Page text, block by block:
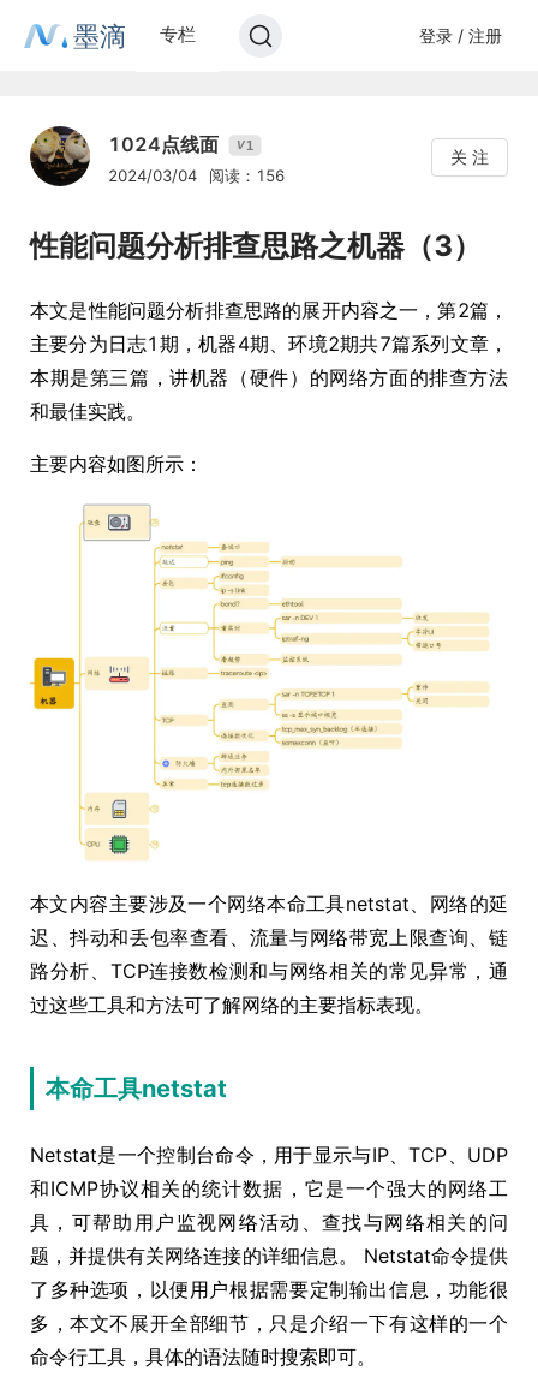
墨滴 专栏 登录 / 注册
1024点线面 V1
2024/03/04 阅读：156
关 注
性能问题分析排查思路之机器（3）
本文是性能问题分析排查思路的展开内容之一，第2篇，
主要分为日志1期，机器4期、环境2期共7篇系列文章，
本期是第三篇，讲机器（硬件）的网络方面的排查方法
和最佳实践。
主要内容如图所示：
本文内容主要涉及一个网络本命工具netstat、网络的延
迟、抖动和丢包率查看、流量与网络带宽上限查询、链
路分析、TCP连接数检测和与网络相关的常见异常，通
过这些工具和方法可了解网络的主要指标表现。
本命工具netstat
Netstat是一个控制台命令，用于显示与IP、TCP、UDP
和ICMP协议相关的统计数据，它是一个强大的网络工
具，可帮助用户监视网络活动、查找与网络相关的问
题，并提供有关网络连接的详细信息。 Netstat命令提供
了多种选项，以便用户根据需要定制输出信息，功能很
多，本文不展开全部细节，只是介绍一下有这样的一个
命令行工具，具体的语法随时搜索即可。